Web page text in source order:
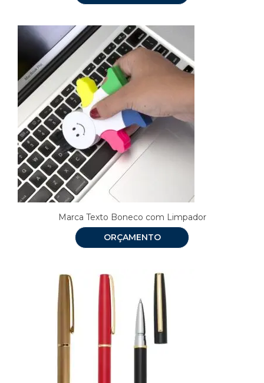
Marca Texto Boneco com Limpador
ORÇAMENTO